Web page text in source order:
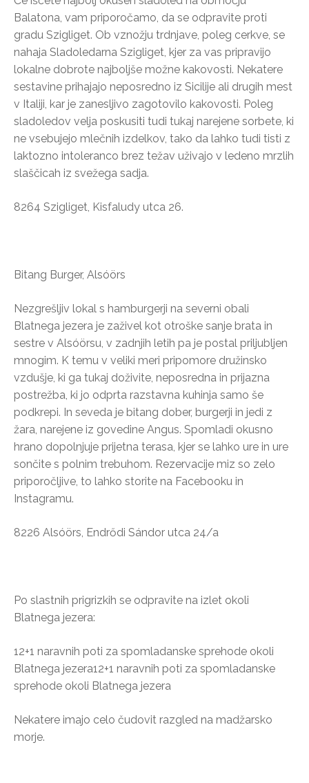
Balatona, vam priporočamo, da se odpravite proti
gradu Szigliget. Ob vznožju trdnjave, poleg cerkve, se
nahaja Sladoledarna Szigliget, kjer za vas pripravijo
lokalne dobrote najboljše možne kakovosti. Nekatere
sestavine prihajajo neposredno iz Sicilije ali drugih mest
v Italiji, kar je zanesljivo zagotovilo kakovosti. Poleg
sladoledov velja poskusiti tudi tukaj narejene sorbete, ki
ne vsebujejo mlečnih izdelkov, tako da lahko tudi tisti z
laktozno intoleranco brez težav uživajo v ledeno mrzlih
slaščicah iz svežega sadja.
8264 Szigliget, Kisfaludy utca 26.
Bitang Burger, Alsóörs
Nezgrešljiv lokal s hamburgerji na severni obali
Blatnega jezera je zaživel kot otroške sanje brata in
sestre v Alsóörsu, v zadnjih letih pa je postal priljubljen
mnogim. K temu v veliki meri pripomore družinsko
vzdušje, ki ga tukaj doživite, neposredna in prijazna
postrežba, ki jo odprta razstavna kuhinja samo še
podkrepi. In seveda je bitang dober, burgerji in jedi z
žara, narejene iz govedine Angus. Spomladi okusno
hrano dopolnjuje prijetna terasa, kjer se lahko ure in ure
sončite s polnim trebuhom. Rezervacije miz so zelo
priporočljive, to lahko storite na Facebooku in
Instagramu.
8226 Alsóörs, Endrődi Sándor utca 24/a
Po slastnih prigrizkih se odpravite na izlet okoli
Blatnega jezera:
12+1 naravnih poti za spomladanske sprehode okoli
Blatnega jezera12+1 naravnih poti za spomladanske
sprehode okoli Blatnega jezera
Nekatere imajo celo čudovit razgled na madžarsko
morje.